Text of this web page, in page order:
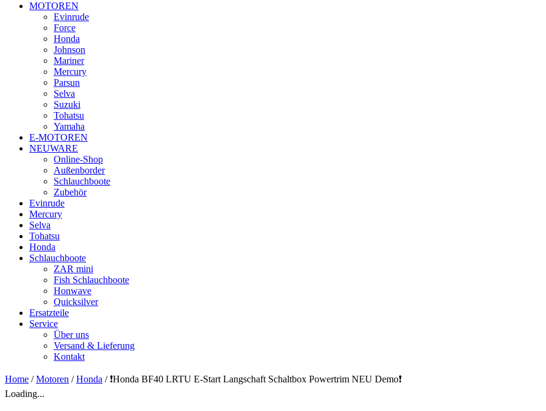
MOTOREN
Evinrude
Force
Honda
Johnson
Mariner
Mercury
Parsun
Selva
Suzuki
Tohatsu
Yamaha
E-MOTOREN
NEUWARE
Online-Shop
Außenborder
Schlauchboote
Zubehör
Evinrude
Mercury
Selva
Tohatsu
Honda
Schlauchboote
ZAR mini
Fish Schlauchboote
Honwave
Quicksilver
Ersatzteile
Service
Über uns
Versand & Lieferung
Kontakt
Home /Motoren /Honda / ❗Honda BF40 LRTU E-Start Langschaft Schaltbox Powertrim NEU Demo❗
Loading...